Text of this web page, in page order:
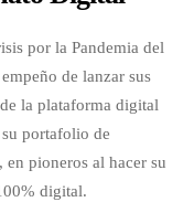
por la Pandemia del
de lanzar sus
la plataforma digital
portafolio de
pioneros al hacer su
digital.